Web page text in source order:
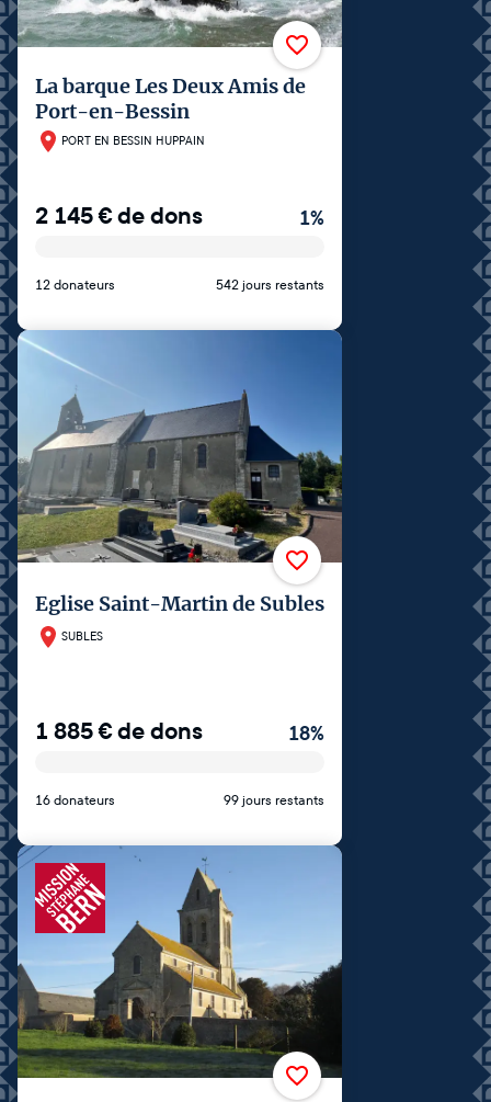
La barque Les Deux Amis de
Port-en-Bessin
PORT EN BESSIN HUPPAIN
2 145€de dons 1%
12 donateurs 542 jours restants
Eglise Saint-Martin de Subles
SUBLES
1 885€de dons 18%
16 donateurs 99 jours restants